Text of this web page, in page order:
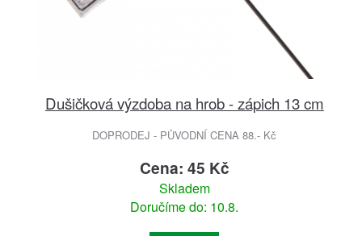
Dušičková výzdoba na hrob - zápich 13 cm
DOPRODEJ - PŮVODNÍ CENA 88.- Kč
Cena: 45 Kč
Skladem
Doručíme do: 10.8.